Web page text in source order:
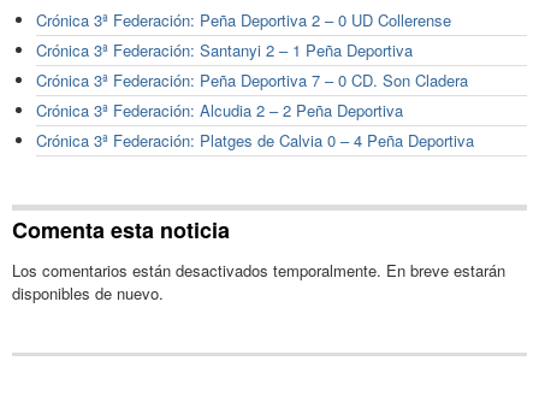
Crónica 3ª Federación: Peña Deportiva 2 – 0 UD Collerense
Crónica 3ª Federación: Santanyi 2 – 1 Peña Deportiva
Crónica 3ª Federación: Peña Deportiva 7 – 0 CD. Son Cladera
Crónica 3ª Federación: Alcudia 2 – 2 Peña Deportiva
Crónica 3ª Federación: Platges de Calvia 0 – 4 Peña Deportiva
Comenta esta noticia
Los comentarios están desactivados temporalmente. En breve estarán
disponibles de nuevo.